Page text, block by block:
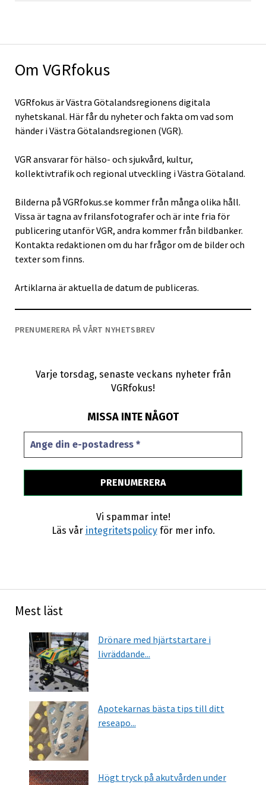
Om VGRfokus
VGRfokus är Västra Götalandsregionens digitala
nyhetskanal. Här får du nyheter och fakta om vad som
händer i Västra Götalandsregionen (VGR).
VGR ansvarar för hälso- och sjukvård, kultur,
kollektivtrafik och regional utveckling i Västra Götaland.
Bilderna på VGRfokus.se kommer från många olika håll.
Vissa är tagna av frilansfotografer och är inte fria för
publicering utanför VGR, andra kommer från bildbanker.
Kontakta redaktionen om du har frågor om de bilder och
texter som finns.
Artiklarna är aktuella de datum de publiceras.
PRENUMERERA PÅ VÅRT NYHETSBREV
Varje torsdag, senaste veckans nyheter från
VGRfokus!
MISSA INTE NÅGOT
Vi spammar inte!
Läs vår integritetspolicyför mer info.
Mest läst
Drönare med hjärtstartare i
livräddande...
Apotekarnas bästa tips till ditt
reseapo...
Högt tryck på akutvården under